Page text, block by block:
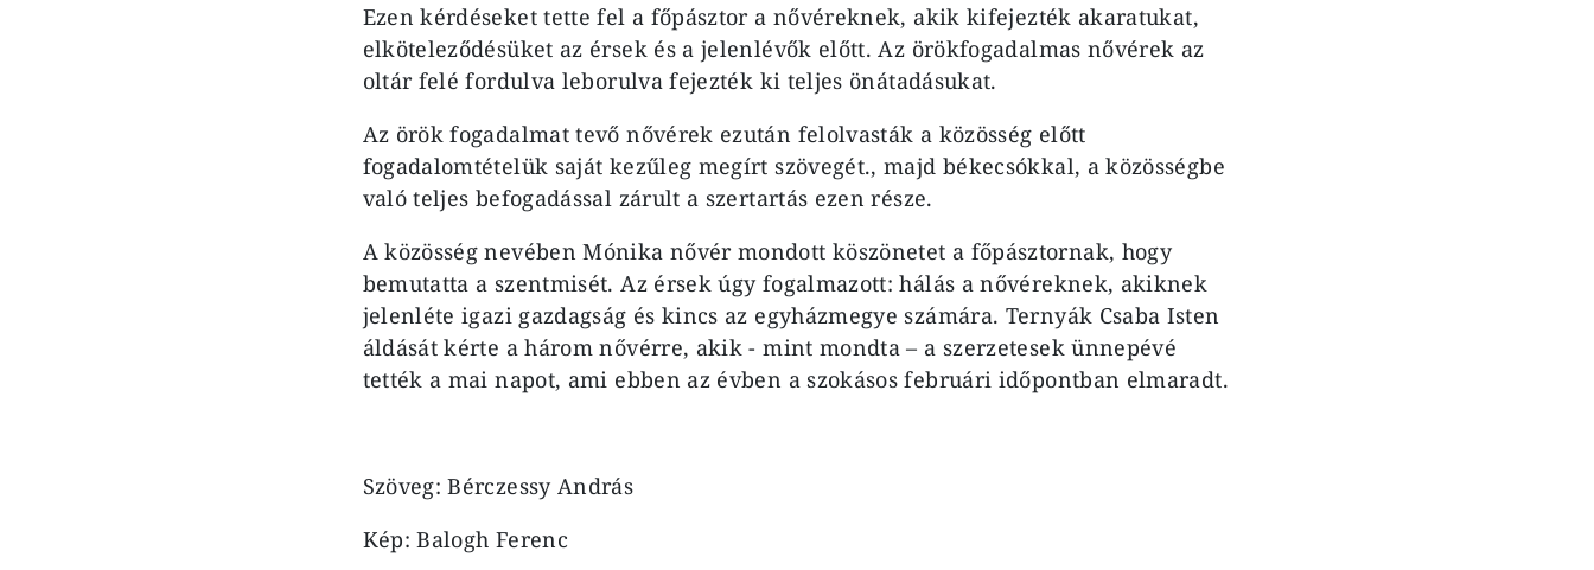
Ezen kérdéseket tette fel a főpásztor a nővéreknek, akik kifejezték akaratukat,
elköteleződésüket az érsek és a jelenlévők előtt. Az örökfogadalmas nővérek az
oltár felé fordulva leborulva fejezték ki teljes önátadásukat.
Az örök fogadalmat tevő nővérek ezután felolvasták a közösség előtt
fogadalomtételük saját kezűleg megírt szövegét., majd békecsókkal, a közösségbe
való teljes befogadással zárult a szertartás ezen része.
A közösség nevében Mónika nővér mondott köszönetet a főpásztornak, hogy
bemutatta a szentmisét. Az érsek úgy fogalmazott: hálás a nővéreknek, akiknek
jelenléte igazi gazdagság és kincs az egyházmegye számára. Ternyák Csaba Isten
áldását kérte a három nővérre, akik - mint mondta – a szerzetesek ünnepévé
tették a mai napot, ami ebben az évben a szokásos februári időpontban elmaradt.
Szöveg: Bérczessy András
Kép: Balogh Ferenc